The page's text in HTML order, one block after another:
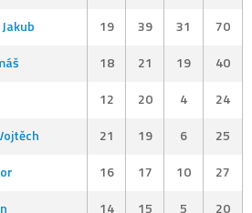
19 39 31
70
18 21 19
40
12 20 4
24
21 19 6
25
16 17 10
27
14 15 5
20